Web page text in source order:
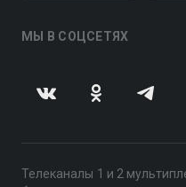
МЫ В СОЦСЕТЯХ
Телеканалы 1 и 2